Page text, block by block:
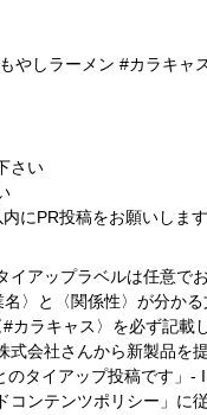
やしラーメン #カラキャ
さい
にPR投稿をお願いします
アップラベルは任意で
〉と〈関係性〉が分か
カラキャス〉を必ず記載
式会社さんから新製品を
タイアップ投稿です」 -
コンテンツポリシー」に